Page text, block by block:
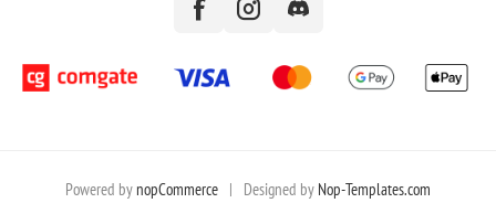
Powered by nopCommerce | Designed by Nop-Templates.com